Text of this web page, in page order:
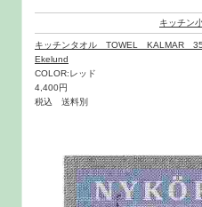
キッチン
キッチンタオル TOWEL KALMAR
Ekelund
COLOR:レッド
4,400円
税込 送料別